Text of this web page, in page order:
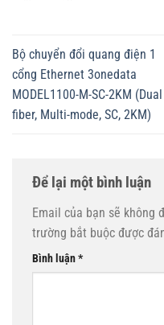
Bộ chuyển đổi quang điện 1
cổng Ethernet 3onedata
MODEL1100-M-SC-2KM (Dual
fiber, Multi-mode, SC, 2KM)
Để lại một bình luận
Email của bạn sẽ không
trường bắt buộc được
Bình luận*